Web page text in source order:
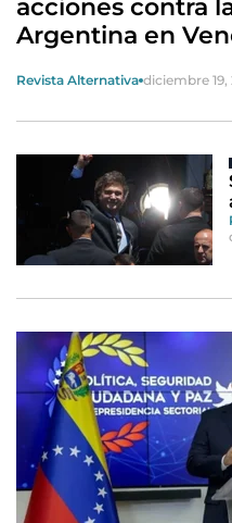
acciones contra
Argentina en
Revista Alternativa diciembre 19,